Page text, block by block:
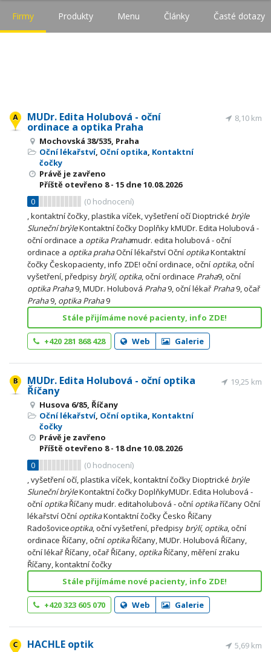
Firmy Produkty Menu Články Časté dotazy
MUDr. Edita Holubová - oční
ordinace a optika Praha
Mochovská 38/535, Praha
Oční lékařství, Oční optika, Kontaktní
čočky
Právě je zavřeno
Příště otevřeno 8 - 15 dne 10.08.2026
0
(0 hodnocení)
8,10 km
, kontaktní čočky, plastika víček, vyšetření očí Dioptrické brýle
Sluneční brýleKontaktní čočky Doplňky kMUDr. Edita Holubová -
oční ordinace a optika Prahamudr. edita holubová - oční
ordinace a optika prahaOční lékařství Oční optikaKontaktní
čočky Českopacienty, info ZDE! oční ordinace, oční optika, oční
vyšetření, předpisy brýlí, optika, oční ordinace Praha9, oční
optika Praha9, MUDr. Holubová Praha9, oční lékař Praha9, očař
Praha9, optika Praha9
Stále přijímáme nové pacienty, info ZDE!
+420 281 868 428 Web Galerie
MUDr. Edita Holubová - oční optika
Říčany
Husova 6/85, Říčany
Oční lékařství, Oční optika, Kontaktní
čočky
Právě je zavřeno
Příště otevřeno 8 - 18dne 10.08.2026
0
(0 hodnocení)
19,25 km
, vyšetření očí, plastika víček, kontaktní čočky Dioptrické brýle
Sluneční brýleKontaktní čočky DoplňkyMUDr. Edita Holubová -
oční optikaŘíčany mudr. editaholubová - oční optikaříčany Oční
lékařství Oční optikaKontaktní čočky Česko Říčany
Radošoviceoptika, oční vyšetření, předpisy brýlí, optika, oční
ordinace Říčany, oční optikaŘíčany, MUDr. Holubová Říčany,
oční lékař Říčany, očař Říčany, optikaŘíčany, měření zraku
Říčany, kontaktní čočky
Stále přijímáme nové pacienty, info ZDE!
+420 323 605 070 Web Galerie
HACHLE optik 5,69 km